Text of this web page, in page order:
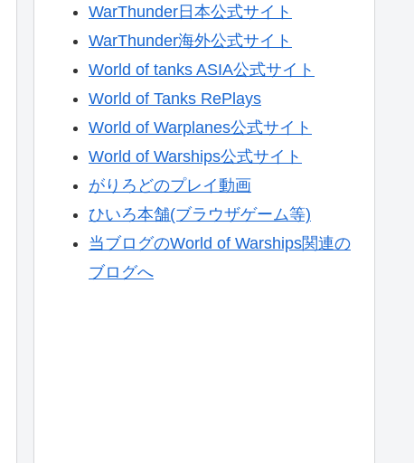
WarThunder日本公式サイト
WarThunder海外公式サイト
World of tanks ASIA公式サイト
World of Tanks RePlays
World of Warplanes公式サイト
World of Warships公式サイト
がりろどのプレイ動画
ひいろ本舗(ブラウザゲーム等)
当ブログのWorld of Warships関連の
ブログへ